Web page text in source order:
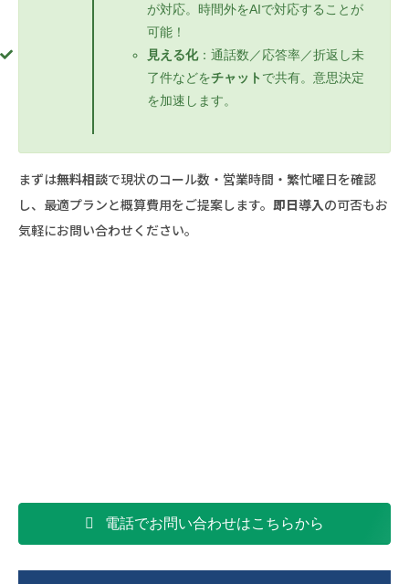
が対応。時間外をAIで対応することが
可能！
見える化：通話数／応答率／折返し未
了件などをチャット で共有。意思決定
を加速します。
まずは無料相談で現状のコール数・営業時間・繁忙曜日を確認
し、最適プランと概算費用をご提案します。 即日導入の可否もお
気軽にお問い合わせください。
電話でお問い合わせはこちらから